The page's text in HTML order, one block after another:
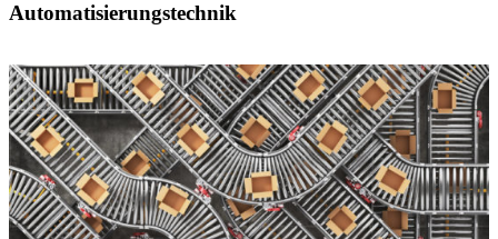
Automatisierungstechnik